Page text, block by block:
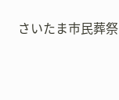
さいたま市民葬祭